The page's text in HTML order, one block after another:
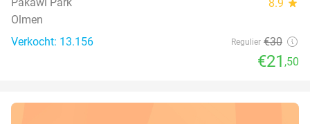
8.9 star
Olmen
Verkocht: 13.156
Regulier €30
€21 ,50